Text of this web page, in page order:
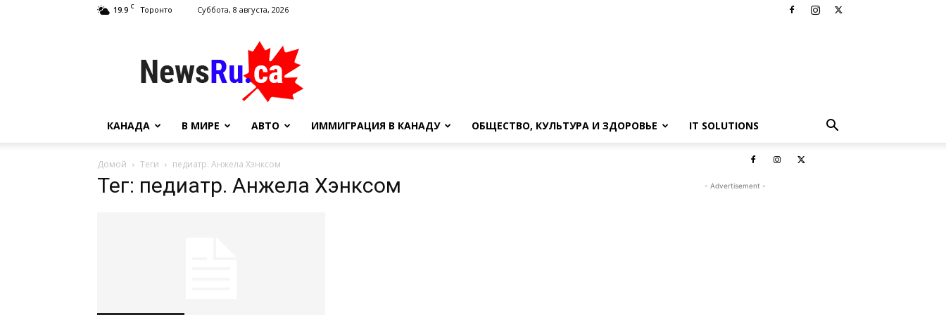
19.9 C Торонто Суббота, 8 августа, 2026
NewsRu.Ca
КАНАДА В МИРЕ АВТО ИММИГРАЦИЯ В КАНАДУ ОБЩЕСТВО, КУЛЬТУРА И ЗДОРОВЬЕ IT SOLUTIONS
Домой Теги педиатр. Анжела Хэнксом
Тег: педиатр. Анжела Хэнксом - Advertisement -